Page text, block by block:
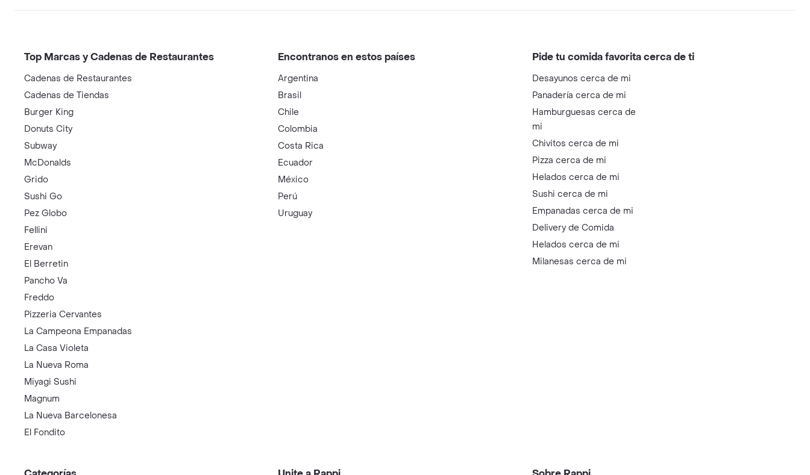
Top Marcas y Cadenas de Restaurantes
Cadenas de Restaurantes
Cadenas de Tiendas
Burger King
Donuts City
Subway
McDonalds
Grido
Sushi Go
Pez Globo
Fellini
Erevan
El Berretin
Pancho Va
Freddo
Pizzeria Cervantes
La Campeona Empanadas
La Casa Violeta
La Nueva Roma
Miyagi Sushi
Magnum
La Nueva Barcelonesa
El Fondito
Encontranos en estos países
Argentina
Brasil
Chile
Colombia
Costa Rica
Ecuador
México
Perú
Uruguay
Pide tu comida favorita cerca de ti
Desayunos cerca de mi
Panadería cerca de mi
Hamburguesas cerca de
mi
Chivitos cerca de mi
Pizza cerca de mi
Helados cerca de mi
Sushi cerca de mi
Empanadas cerca de mi
Delivery de Comida
Helados cerca de mi
Milanesas cerca de mi